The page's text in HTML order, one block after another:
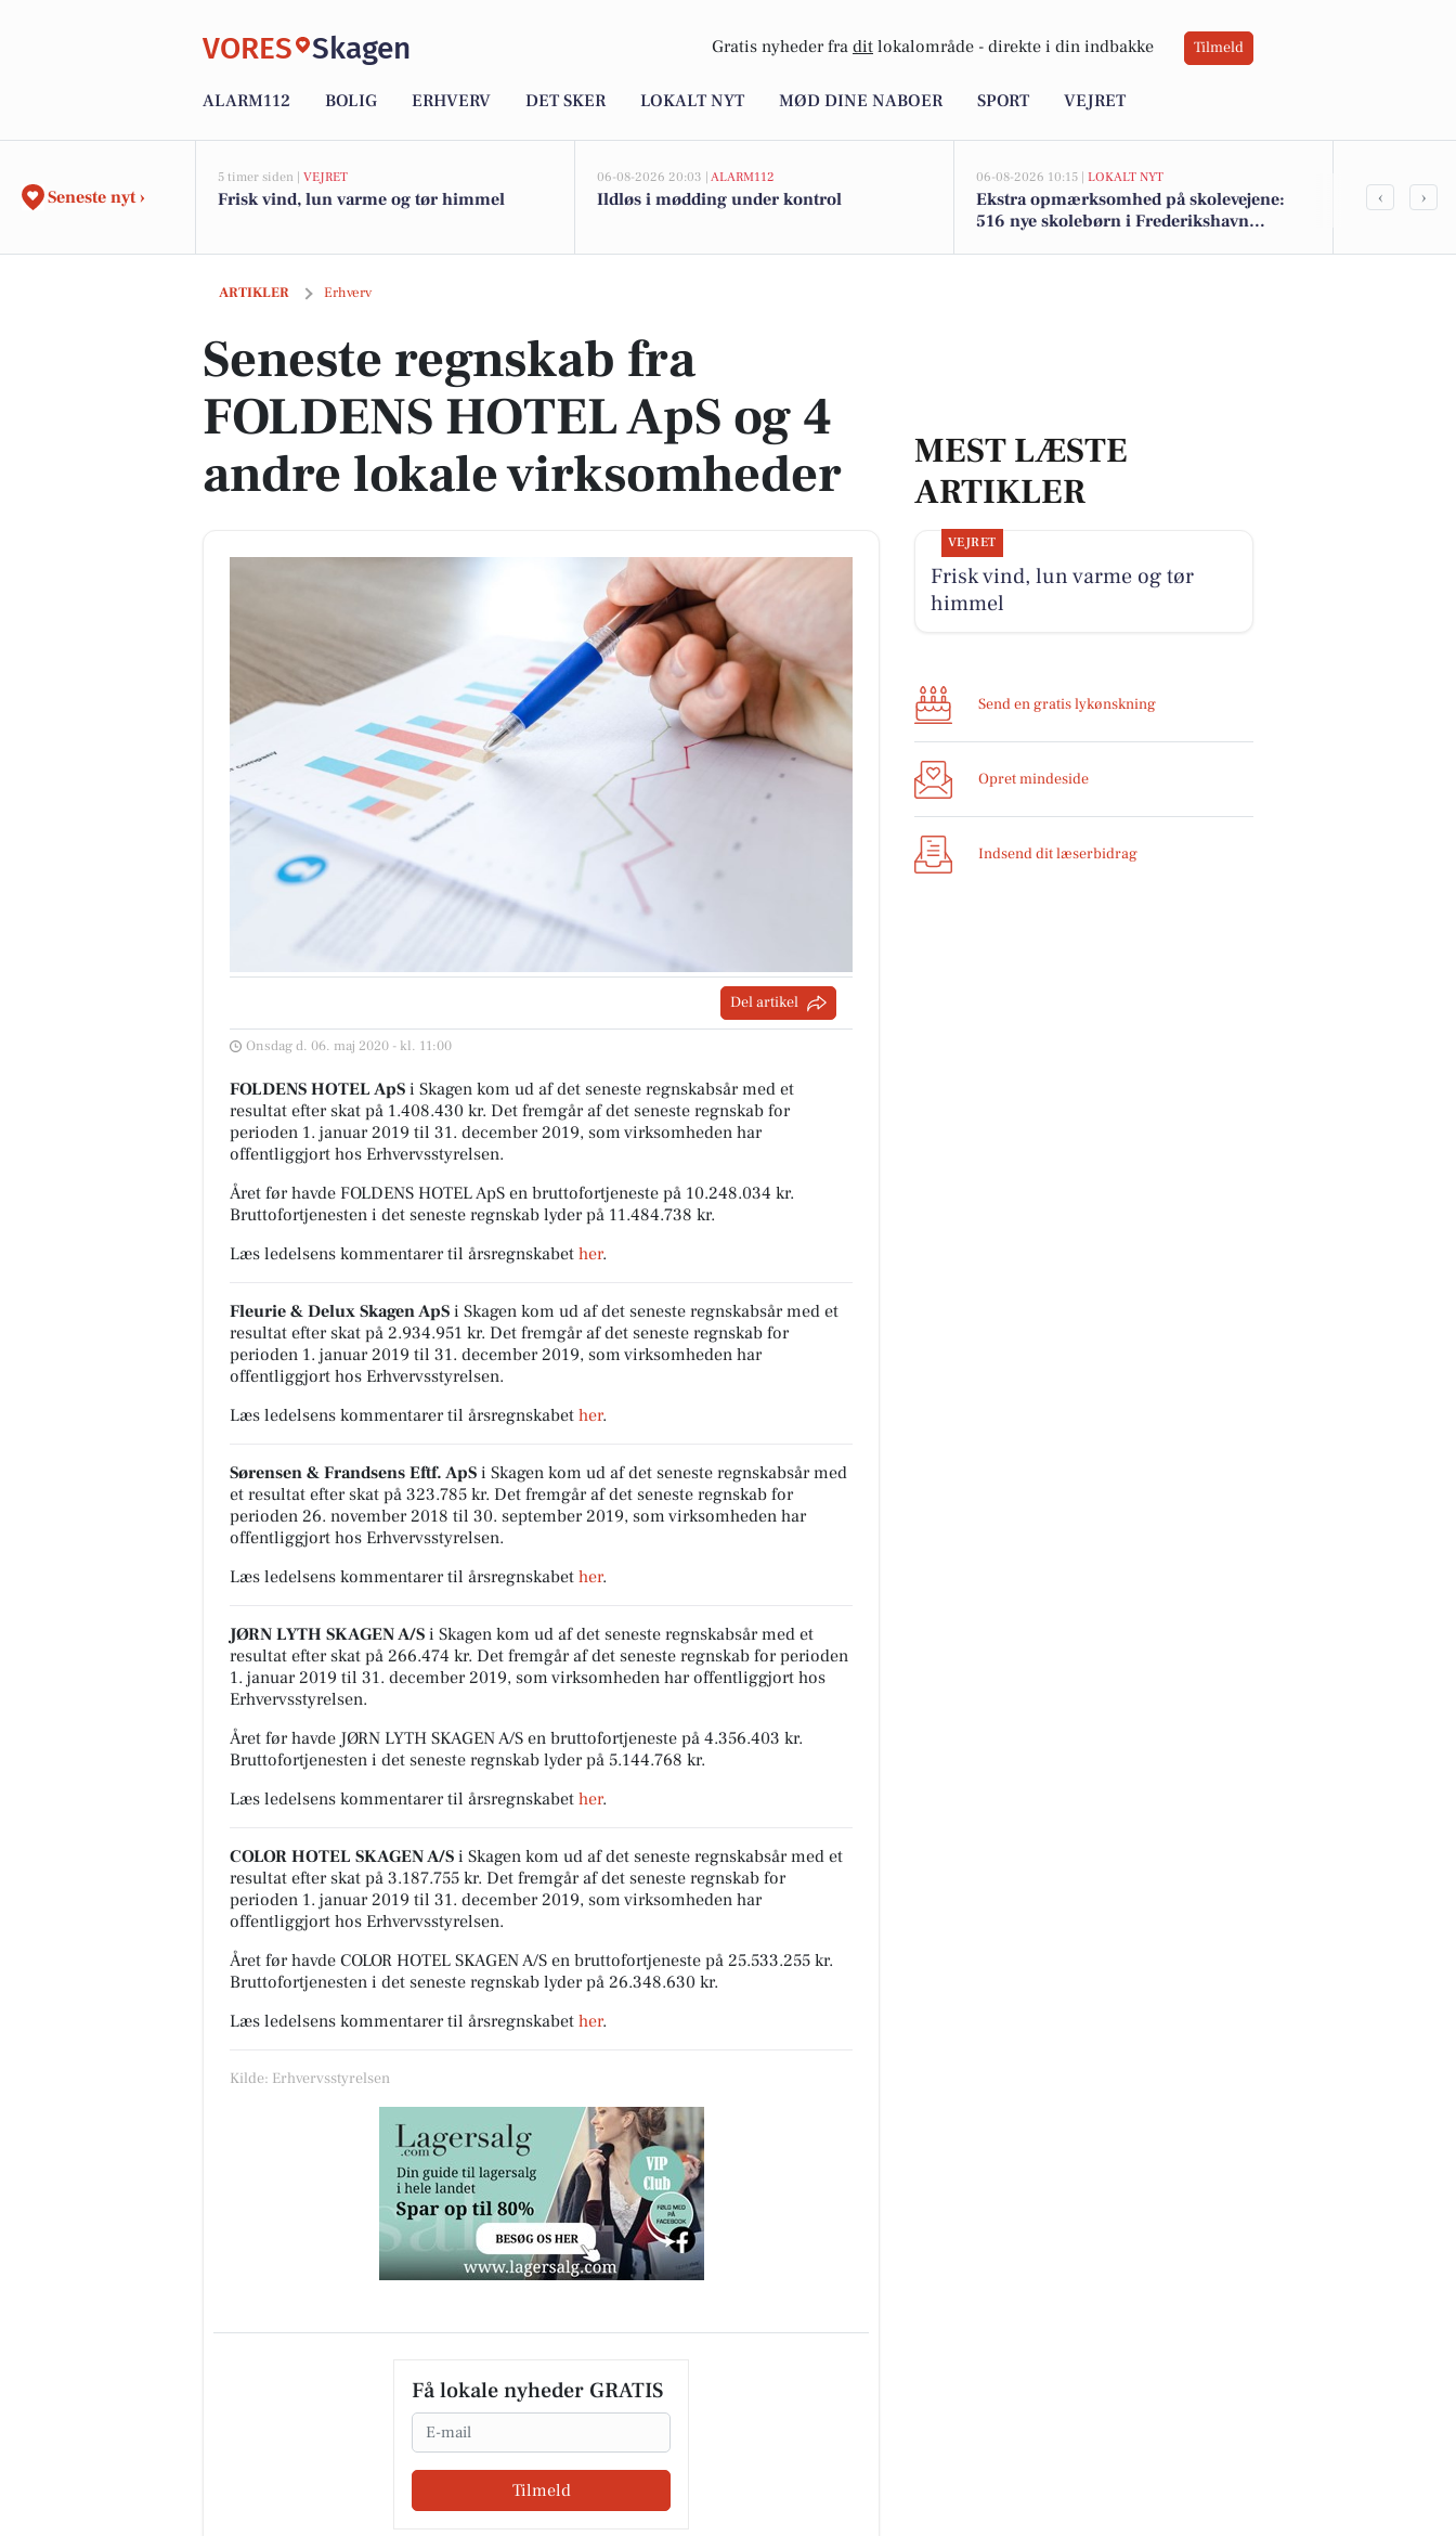
VORES Skagen Gratis nyheder fra dit lokalområde - direkte i din indbakke Tilmeld
ALARM112 BOLIG ERHVERV DET SKER LOKALT NYT MØD DINE NABOER SPORT VEJRET
Seneste nyt ›
5 timer siden | VEJRET
Frisk vind, lun varme og tør himmel
06-08-2026 20:03 | ALARM112
Ildløs i mødding under kontrol
06-08-2026 10:15 | LOKALT NYT
Ekstra opmærksomhed på skolevejene:
516 nye skolebørn i Frederikshavn
‹ ›
ARTIKLER Erhverv
Seneste regnskab fra FOLDENS HOTEL ApS og 4 andre lokale virksomheder
Seneste regnskab fra
FOLDENS HOTEL ApS og 4
andre lokale virksomheder
Del artikel
Onsdag d. 06. maj 2020 - kl. 11:00
FOLDENS HOTEL ApS i Skagen kom ud af det seneste regnskabsår med et
resultat efter skat på 1.408.430 kr. Det fremgår af det seneste regnskab for
perioden 1. januar 2019 til 31. december 2019, som virksomheden har
offentliggjort hos Erhvervsstyrelsen.
Året før havde FOLDENS HOTEL ApS en bruttofortjeneste på 10.248.034 kr.
Bruttofortjenesten i det seneste regnskab lyder på 11.484.738 kr.
Læs ledelsens kommentarer til årsregnskabet her.
Fleurie & Delux Skagen ApS i Skagen kom ud af det seneste regnskabsår med et
resultat efter skat på 2.934.951 kr. Det fremgår af det seneste regnskab for
perioden 1. januar 2019 til 31. december 2019, som virksomheden har
offentliggjort hos Erhvervsstyrelsen.
Læs ledelsens kommentarer til årsregnskabet her.
Sørensen & Frandsens Eftf. ApS i Skagen kom ud af det seneste regnskabsår med
et resultat efter skat på 323.785 kr. Det fremgår af det seneste regnskab for
perioden 26. november 2018 til 30. september 2019, som virksomheden har
offentliggjort hos Erhvervsstyrelsen.
Læs ledelsens kommentarer til årsregnskabet her.
JØRN LYTH SKAGEN A/S i Skagen kom ud af det seneste regnskabsår med et
resultat efter skat på 266.474 kr. Det fremgår af det seneste regnskab for perioden
1. januar 2019 til 31. december 2019, som virksomheden har offentliggjort hos
Erhvervsstyrelsen.
Året før havde JØRN LYTH SKAGEN A/S en bruttofortjeneste på 4.356.403 kr.
Bruttofortjenesten i det seneste regnskab lyder på 5.144.768 kr.
Læs ledelsens kommentarer til årsregnskabet her.
COLOR HOTEL SKAGEN A/S i Skagen kom ud af det seneste regnskabsår med et
resultat efter skat på 3.187.755 kr. Det fremgår af det seneste regnskab for
perioden 1. januar 2019 til 31. december 2019, som virksomheden har
offentliggjort hos Erhvervsstyrelsen.
Året før havde COLOR HOTEL SKAGEN A/S en bruttofortjeneste på 25.533.255 kr.
Bruttofortjenesten i det seneste regnskab lyder på 26.348.630 kr.
Læs ledelsens kommentarer til årsregnskabet her.
Kilde: Erhvervsstyrelsen
Få lokale nyheder GRATIS
Email
Tilmeld
MEST LÆSTE
ARTIKLER
VEJRET
Frisk vind, lun varme og tør
himmel
Send en gratis lykønskning
Opret mindeside
Indsend dit læserbidrag